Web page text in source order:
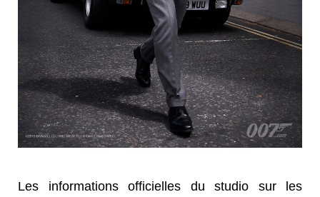
Les informations officielles du studio sur les